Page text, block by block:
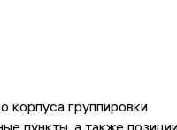
корпуса группировки